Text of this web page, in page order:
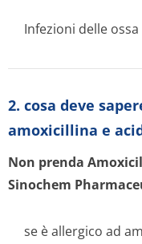
Infezioni delle
2. cosa deve
amoxicillina e
Non prenda
Sinochem
se è allergico ad